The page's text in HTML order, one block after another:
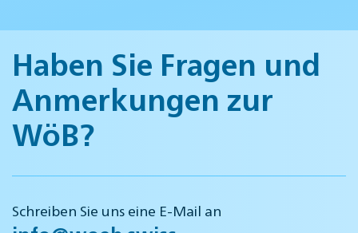
Haben Sie Fragen und
Anmerkungen zur
WöB?
Schreiben Sie uns eine E-Mail an